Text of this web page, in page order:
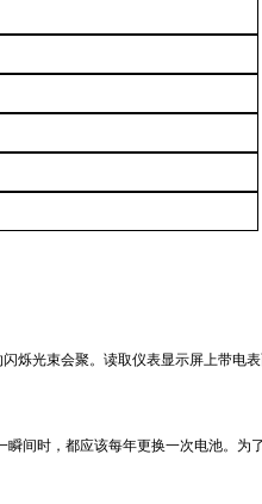
烁光束会聚。读取仪表显示屏上带电表
瞬间时，都应该每年更换一次电池。